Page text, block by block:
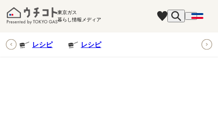
東京ガス
暮らし情報メディア
レシピ レシピ